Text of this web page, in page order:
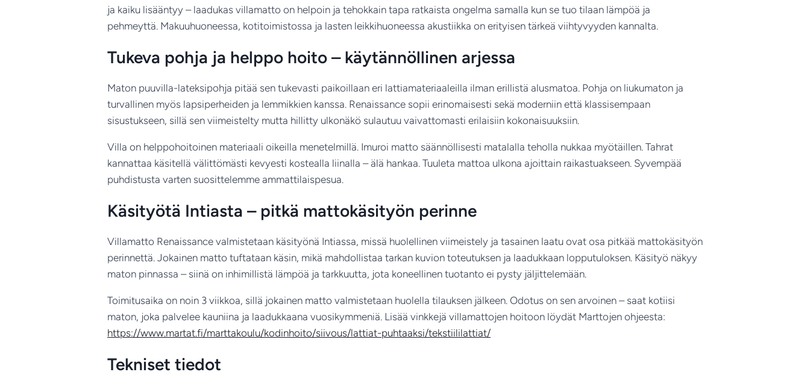
ja kaiku lisääntyy – laadukas villamatto on helpoin ja tehokkain tapa ratkaista ongelma samalla kun se tuo tilaan lämpöä ja
pehmeyttä. Makuuhuoneessa, kotitoimistossa ja lasten leikkihuoneessa akustiikka on erityisen tärkeä viihtyvyyden kannalta.
Tukeva pohja ja helppo hoito – käytännöllinen arjessa
Maton puuvilla-lateksipohja pitää sen tukevasti paikoillaan eri lattiamateriaaleilla ilman erillistä alusmatoa. Pohja on liukumaton ja
turvallinen myös lapsiperheiden ja lemmikkien kanssa. Renaissance sopii erinomaisesti sekä moderniin että klassisempaan
sisustukseen, sillä sen viimeistelty mutta hillitty ulkonäkö sulautuu vaivattomasti erilaisiin kokonaisuuksiin.
Villa on helppohoitoinen materiaali oikeilla menetelmillä. Imuroi matto säännöllisesti matalalla teholla nukkaa myötäillen. Tahrat
kannattaa käsitellä välittömästi kevyesti kostealla liinalla – älä hankaa. Tuuleta mattoa ulkona ajoittain raikastuakseen. Syvempää
puhdistusta varten suosittelemme ammattilaispesua.
Käsityötä Intiasta – pitkä mattokäsityön perinne
Villamatto Renaissance valmistetaan käsityönä Intiassa, missä huolellinen viimeistely ja tasainen laatu ovat osa pitkää mattokäsityön
perinnettä. Jokainen matto tuftataan käsin, mikä mahdollistaa tarkan kuvion toteutuksen ja laadukkaan lopputuloksen. Käsityö näkyy
maton pinnassa – siinä on inhimillistä lämpöä ja tarkkuutta, jota koneellinen tuotanto ei pysty jäljittelemään.
Toimitusaika on noin 3 viikkoa, sillä jokainen matto valmistetaan huolella tilauksen jälkeen. Odotus on sen arvoinen – saat kotiisi
maton, joka palvelee kauniina ja laadukkaana vuosikymmeniä. Lisää vinkkejä villamattojen hoitoon löydät Marttojen ohjeesta:
https://www.martat.fi/marttakoulu/kodinhoito/siivous/lattiat-puhtaaksi/tekstiililattiat/
Tekniset tiedot